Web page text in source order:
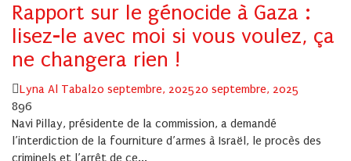
Rapport sur le génocide à Gaza :
lisez-le avec moi si vous voulez, ça
ne changera rien !
Author
Lyna Al TabalPosted
20 septembre, 202520 septembre, 2025
896
Navi Pillay, présidente de la commission, a demandé
l’interdiction de la fourniture d’armes à Israël, le procès des
criminels et l’arrêt de ce...